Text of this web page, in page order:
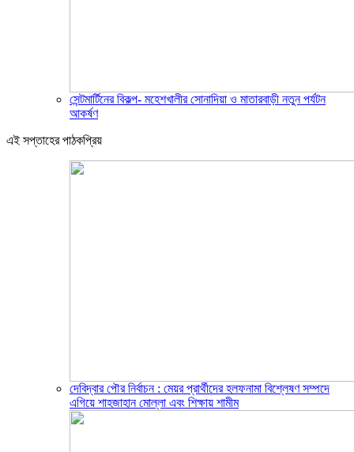
সেন্টমার্টিনের বিকল্প- মহেশখালীর সোনাদিয়া ও মাতারবাড়ী নতুন পর্যটন
আকর্ষণ
এই সপ্তাহের পাঠকপ্রিয়
দেবিদ্বার পৌর নির্বাচন : মেয়র প্রার্থীদের হলফনামা বিশ্লেষণ সম্পদে
এগিয়ে শাহজাহান মোল্লা এবং শিক্ষায় শামীম